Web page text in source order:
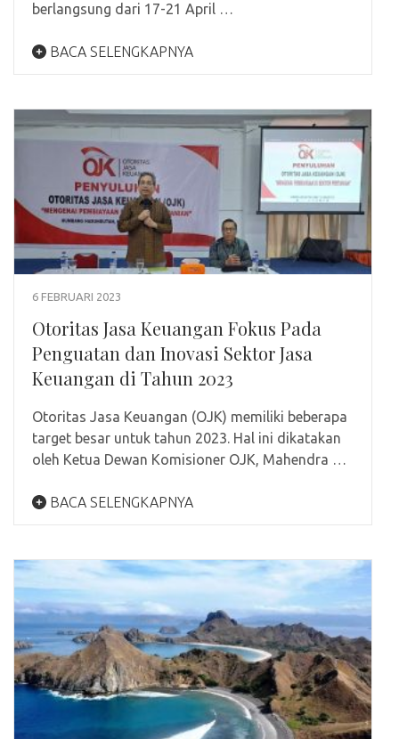
berlangsung dari 17-21 April …
BACA SELENGKAPNYA
6 FEBRUARI 2023
Otoritas Jasa Keuangan Fokus Pada
Penguatan dan Inovasi Sektor Jasa
Keuangan di Tahun 2023
Otoritas Jasa Keuangan (OJK) memiliki beberapa
target besar untuk tahun 2023. Hal ini dikatakan
oleh Ketua Dewan Komisioner OJK, Mahendra …
BACA SELENGKAPNYA